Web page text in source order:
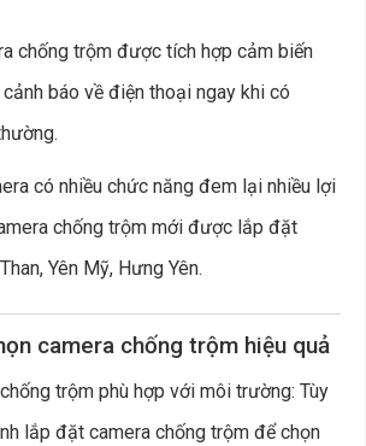
chống trộm được tích hợp cảm biến
báo về điện thoại ngay khi có
có nhiều chức năng đem lại nhiều lợi
chống trộm mới được lắp đặt
Yên Mỹ, Hưng Yên.
camera chống trộm hiệu quả
trộm phù hợp với môi trường: Tùy
lắp đặt camera chống trộm để chọn